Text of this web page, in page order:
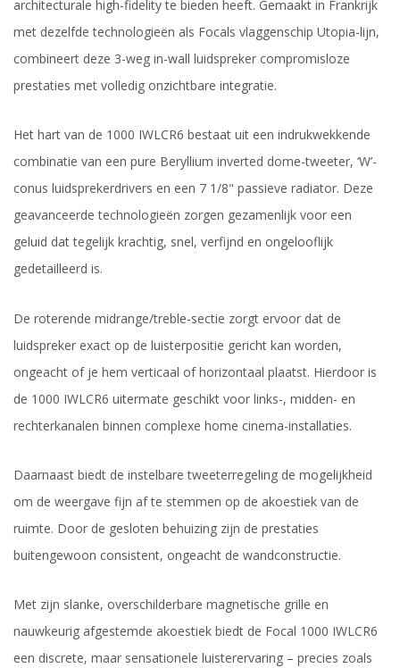
architecturale high-fidelity te bieden heeft. Gemaakt in Frankrijk
met dezelfde technologieën als Focals vlaggenschip Utopia-lijn,
combineert deze 3-weg in-wall luidspreker compromisloze
prestaties met volledig onzichtbare integratie.
Het hart van de 1000 IWLCR6 bestaat uit een indrukwekkende
combinatie van een pure Beryllium inverted dome-tweeter, ‘W’-
conus luidsprekerdrivers en een 7 1/8" passieve radiator. Deze
geavanceerde technologieën zorgen gezamenlijk voor een
geluid dat tegelijk krachtig, snel, verfijnd en ongelooflijk
gedetailleerd is.
De roterende midrange/treble-sectie zorgt ervoor dat de
luidspreker exact op de luisterpositie gericht kan worden,
ongeacht of je hem verticaal of horizontaal plaatst. Hierdoor is
de 1000 IWLCR6 uitermate geschikt voor links-, midden- en
rechterkanalen binnen complexe home cinema-installaties.
Daarnaast biedt de instelbare tweeterregeling de mogelijkheid
om de weergave fijn af te stemmen op de akoestiek van de
ruimte. Door de gesloten behuizing zijn de prestaties
buitengewoon consistent, ongeacht de wandconstructie.
Met zijn slanke, overschilderbare magnetische grille en
nauwkeurig afgestemde akoestiek biedt de Focal 1000 IWLCR6
een discrete, maar sensationele luisterervaring – precies zoals